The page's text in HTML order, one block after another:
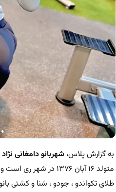
به گزارش پلاس، شهربانو دامغانی نژاد
طلای تکواندو ، جودو ، شنا و کشتی